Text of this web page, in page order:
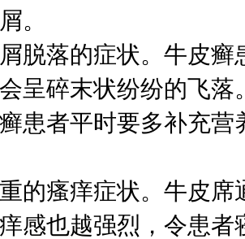
。
脱落的症状。牛皮
呈碎末状纷纷的飞
患者平时要多补充
的瘙痒症状。牛皮
感也越强烈，令患